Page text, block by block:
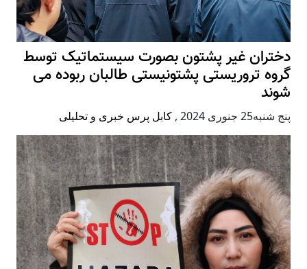
دختران غیر پشتون بصورت سیستماتیک توسط
گروه تروریستی پشتونیستی طالبان ربوده می
شوند
پنج شنبه25 جنوری 2024 , کابل پرس خبری و تحلیلی